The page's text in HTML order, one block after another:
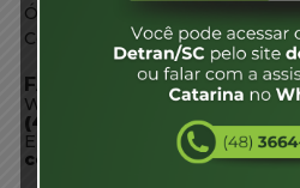
Órgãos do Governo
Conheça SC
FALE CONOSCO
WhatsApp:
(48) 3664-1800
E-mail: